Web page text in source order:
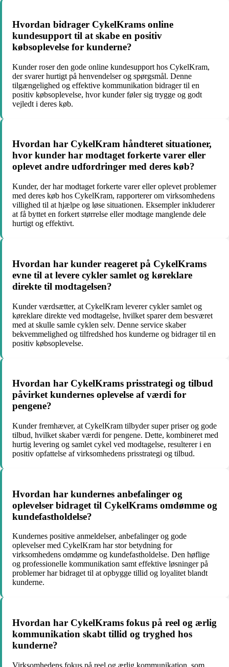
Hvordan bidrager CykelKrams online
kundesupport til at skabe en positiv
købsoplevelse for kunderne?
Kunder roser den gode online kundesupport hos CykelKram,
der svarer hurtigt på henvendelser og spørgsmål. Denne
tilgængelighed og effektive kommunikation bidrager til en
positiv købsoplevelse, hvor kunder føler sig trygge og godt
vejledt i deres køb.
Hvordan har CykelKram håndteret situationer,
hvor kunder har modtaget forkerte varer eller
oplevet andre udfordringer med deres køb?
Kunder, der har modtaget forkerte varer eller oplevet problemer
med deres køb hos CykelKram, rapporterer om virksomhedens
villighed til at hjælpe og løse situationen. Eksempler inkluderer
at få byttet en forkert størrelse eller modtage manglende dele
hurtigt og effektivt.
Hvordan har kunder reageret på CykelKrams
evne til at levere cykler samlet og køreklare
direkte til modtagelsen?
Kunder værdsætter, at CykelKram leverer cykler samlet og
køreklare direkte ved modtagelse, hvilket sparer dem besværet
med at skulle samle cyklen selv. Denne service skaber
bekvemmelighed og tilfredshed hos kunderne og bidrager til en
positiv købsoplevelse.
Hvordan har CykelKrams prisstrategi og tilbud
påvirket kundernes oplevelse af værdi for
pengene?
Kunder fremhæver, at CykelKram tilbyder super priser og gode
tilbud, hvilket skaber værdi for pengene. Dette, kombineret med
hurtig levering og samlet cykel ved modtagelse, resulterer i en
positiv opfattelse af virksomhedens prisstrategi og tilbud.
Hvordan har kundernes anbefalinger og
oplevelser bidraget til CykelKrams omdømme og
kundefastholdelse?
Kundernes positive anmeldelser, anbefalinger og gode
oplevelser med CykelKram har stor betydning for
virksomhedens omdømme og kundefastholdelse. Den høflige
og professionelle kommunikation samt effektive løsninger på
problemer har bidraget til at opbygge tillid og loyalitet blandt
kunderne.
Hvordan har CykelKrams fokus på reel og ærlig
kommunikation skabt tillid og tryghed hos
kunderne?
Virksomhedens fokus på reel og ærlig kommunikation, som